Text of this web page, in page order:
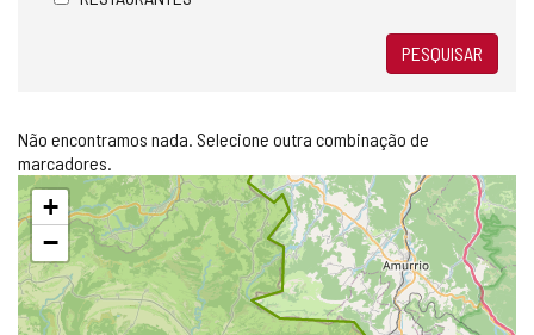
PESQUISAR
Não encontramos nada. Selecione outra combinação de
marcadores.
Pular
mapa
+
−